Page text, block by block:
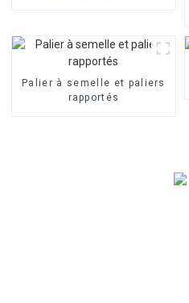
Palier à semelle et paliers
rapportés